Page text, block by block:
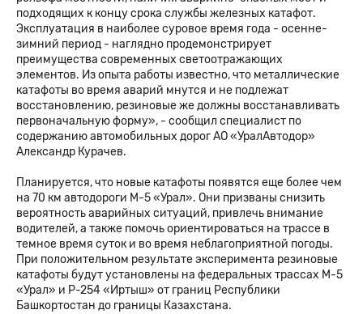
подходящих к концу срока службы железных катафот.
Эксплуатация в наиболее суровое время года - осенне-
зимний период - наглядно продемонстрирует
преимущества современных светоотражающих
элементов. Из опыта работы известно, что металлические
катафоты во время аварий мнутся и не подлежат
восстановлению, резиновые же должны восстанавливать
первоначальную форму», - сообщил специалист по
содержанию автомобильных дорог АО «УралАвтодор»
Александр Курачев.
Планируется, что новые катафоты появятся еще более чем
на 70 км автодороги М-5 «Урал». Они призваны снизить
вероятность аварийных ситуаций, привлечь внимание
водителей, а также помочь ориентироваться на трассе в
темное время суток и во время неблагоприятной погоды.
При положительном результате эксперимента резиновые
катафоты будут установлены на федеральных трассах М-5
«Урал» и P-254 «Иртыш» от границ Республики
Башкортостан до границы Казахстана.